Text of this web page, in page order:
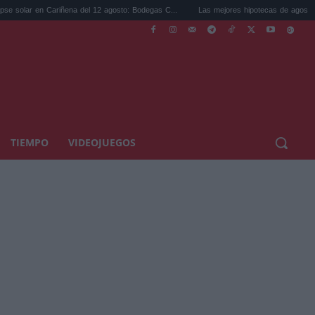
Cariñena del 12 agosto: Bodegas C... Las mejores hipotecas de agosto: el TAE
TIEMPO VIDEOJUEGOS